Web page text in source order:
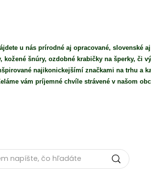
u nás prírodné aj opracované, slovenské
šnúry, ozdobné krabičky na šperky, či
najikonickejšímí značkami na trhu a
vám príjemné chvíle strávené v našom